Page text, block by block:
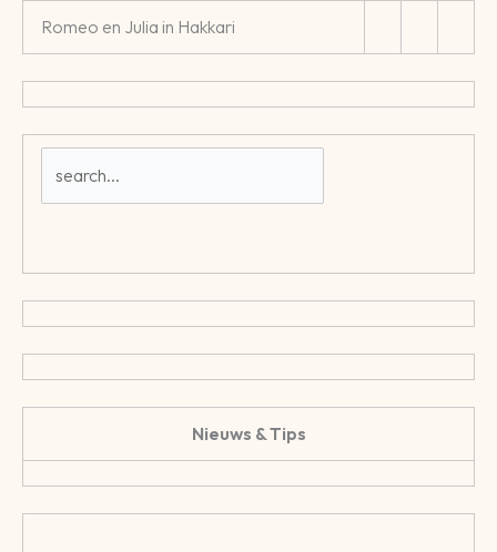
Romeo en Julia in Hakkari
Nieuws & Tips